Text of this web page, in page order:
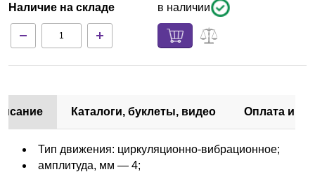
Технический сервис
Доставка и оплата
Наличие на складе в наличии
Каталоги, буклеты, видео Оплата и
Тип движения: циркуляционно-вибрационное;
амплитуда, мм — 4;